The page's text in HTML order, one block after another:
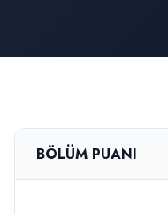
BÖLÜM PUANI